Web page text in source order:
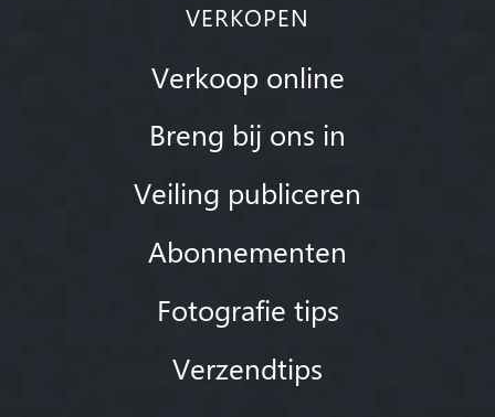
VERKOPEN
Verkoop online
Breng bij ons in
Veiling publiceren
Abonnementen
Fotografie tips
Verzendtips